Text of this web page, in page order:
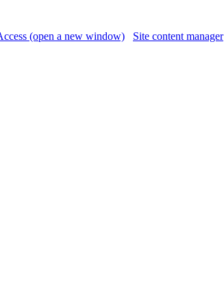
(open a new window) Site content manager